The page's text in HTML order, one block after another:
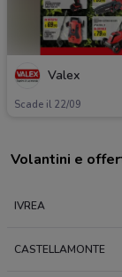
Valex
Scade il 22/09
Volantini e
IVREA
CASTELLAMONTE